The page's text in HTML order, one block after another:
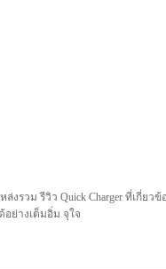
ล่งรวม รีวิว Quick Charger ที่เกี่ยว
อย่างเต็มอิ่ม จุใจ